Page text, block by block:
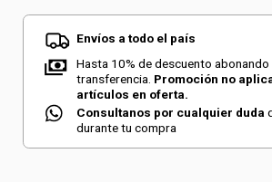
Envíos a todo el país
Hasta 10% de descuento
transferencia. Promoción no
artículos en oferta.
Consultanos por cualquier duda
durante tu compra